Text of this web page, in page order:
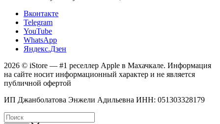
Вконтакте
Telegram
YouTube
WhatsApp
Яндекс.Дзен
2026 © iStore — #1 реселлер Apple в Махачкале. Информация
на сайте носит информационный характер и не является
публичной офертой
ИП Джанболатова Энжели Адильевна ИНН: 051303328179